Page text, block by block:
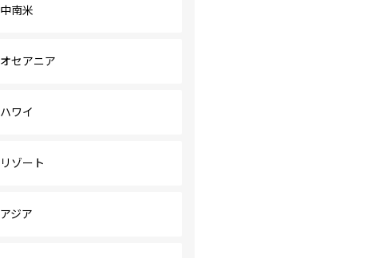
中南米
オセアニア
ハワイ
リゾート
アジア